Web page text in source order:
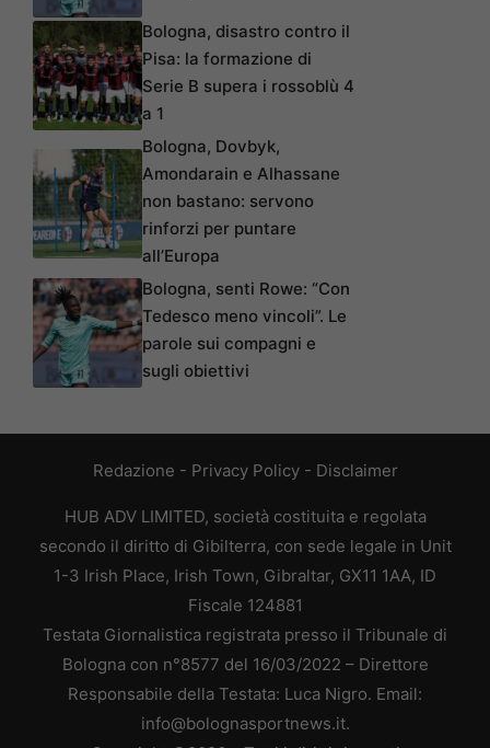
Bologna, disastro contro il
Pisa: la formazione di
Serie B supera i rossoblù 4
a 1
Bologna, Dovbyk,
Amondarain e Alhassane
non bastano: servono
rinforzi per puntare
all’Europa
Bologna, senti Rowe: “Con
Tedesco meno vincoli”. Le
parole sui compagni e
sugli obiettivi
Redazione - Privacy Policy- Disclaimer
HUB ADV LIMITED, società costituita e regolata
secondo il diritto di Gibilterra, con sede legale in Unit
1-3 Irish Place, Irish Town, Gibraltar, GX11 1AA, ID
Fiscale 124881
Testata Giornalistica registrata presso il Tribunale di
Bologna con n°8577 del 16/03/2022 – Direttore
Responsabile della Testata: Luca Nigro. Email:
info@bolognasportnews.it.